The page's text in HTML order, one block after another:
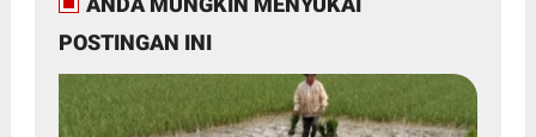
POSTINGAN INI